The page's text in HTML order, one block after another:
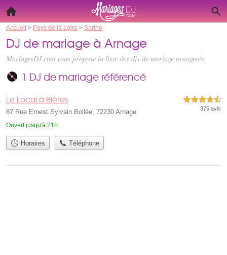
Accueil > Pays de la Loire > Sarthe
DJ de mariage à Arnage
MariagesDJ.com vous propose la liste des djs de mariage arnageois.
1 DJ de mariage référencé
Le Local à Bières
87 Rue Ernest Sylvain Bollée, 72230 Arnage
Ouvert jusqu'à 21h
4,5 étoiles sur 5
375 avis
Horaires Téléphone